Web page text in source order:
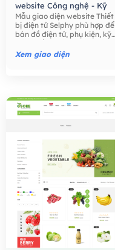
website Công nghệ - Kỹ
thuật số,Mẫu giao diện
website Bán hàng -
Thương mại điện tử,
Mẫu giao diện website Thiết
bị điện tử Selphy phù hợp để
bán đồ điện tử, phụ kiện, kỹ
tính, máy ảnh, các phụ kiện
điện tử,….
Xem giao diện